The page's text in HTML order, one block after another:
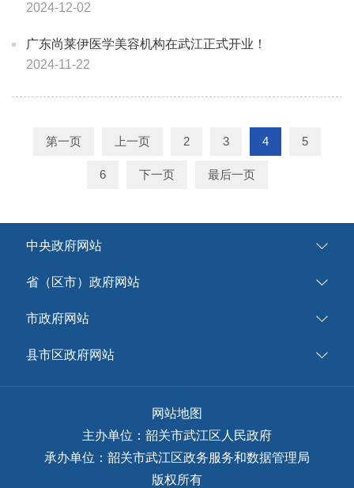
2024-12-02
广东尚莱伊医学美容机构在武江正式开业！
2024-11-22
第一页 上一页 2 3 4 5
6 下一页 最后一页
中央政府网站
省（区市）政府网站
市政府网站
县市区政府网站
网站地图
主办单位：韶关市武江区人民政府
承办单位：韶关市武江区政务服务和数据管理局
版权所有